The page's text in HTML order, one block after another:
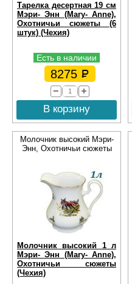
Тарелка десертная 19 см
Мэри- Энн (Mary- Anne),
Охотничьи сюжеты (6
штук) (Чехия)
Есть в наличии
8275
В корзину
Молочник высокий Мэри-
Энн, Охотничьи сюжеты
Молочник высокий 1 л
Мэри- Энн (Mary- Anne),
Охотничьи сюжеты
(Чехия)